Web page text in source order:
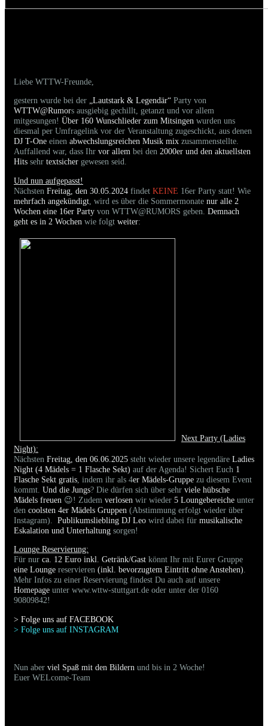
Liebe WTTW-Freunde,
gestern wurde bei der „Lautstark & Legendär“ Party von
WTTW@Rumors ausgiebig gechillt, getanzt und vor allem
mitgesungen! Über 160 Wunschlieder zum Mitsingen wurden uns
diesmal per Umfragelink vor der Veranstaltung zugeschickt, aus denen
DJ T-One einen abwechslungsreichen Musik mix zusammenstellte.
Auffallend war, dass Ihr vor allem bei den 2000er und den aktuellsten
Hits sehr textsicher gewesen seid.
Und nun aufgepasst!
Nächsten Freitag, den 30.05.2024 findet KEINE 16er Party statt! Wie
mehrfach angekündigt , wird es über die Sommermonate nur alle 2
Wochen eine 16er Party von WTTW@RUMORS geben. Demnach
geht es in 2 Wochen wie folgt weiter:
Next Party (Ladies
Night):
Nächsten Freitag, den 06.06.2025 steht wieder unsere legendäre Ladies
Night (4 Mädels = 1 Flasche Sekt) auf der Agenda! Sichert Euch 1
Flasche Sekt gratis , indem ihr als 4er Mädels-Gruppe zu diesem Event
kommt. Und die Jungs? Die dürfen sich über sehr viele hübsche
Mädels freuen 😉! Zudem verlosen wir wieder 5 Loungebereiche unter
den coolsten 4er Mädels Gruppen (Abstimmung erfolgt wieder über
Instagram). Publikumsliebling DJ Leo wird dabei für musikalische
Eskalation und Unterhaltung sorgen!
Lounge Reservierung:
Für nur ca. 12 Euro inkl. Getränk/Gast könnt Ihr mit Eurer Gruppe
eine Lounge reservieren (inkl. bevorzugtem Eintritt ohne Anstehen).
Mehr Infos zu einer Reservierung findest Du auch auf unsere
Homepage unter www.wttw-stuttgart.de oder unter der 0160
90809842!
> Folge uns auf FACEBOOK
> Folge uns auf INSTAGRAM
Nun aber viel Spaß mit den Bildern und bis in 2 Woche!
Euer WELcome-Team